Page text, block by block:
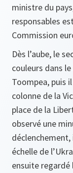
ministre du
responsables
Commission
Dès l’aube, le
couleurs dans
Toompea, puis
colonne de la
place de la
observé une
déclenchement,
échelle de
ensuite